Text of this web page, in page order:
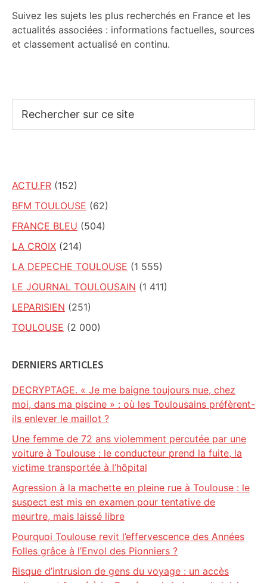
Suivez les sujets les plus recherchés en France et les
actualités associées : informations factuelles, sources
et classement actualisé en continu.
sur
ACTU.FR (152)
BFM TOULOUSE (62)
FRANCE BLEU (504)
LA CROIX (214)
LA DEPECHE TOULOUSE (1 555)
LE JOURNAL TOULOUSAIN (1 411)
LEPARISIEN (251)
TOULOUSE (2 000)
DERNIERS ARTICLES
DECRYPTAGE. « Je me baigne toujours nue, chez
moi, dans ma piscine » : où les Toulousains préfèrent-
ils enlever le maillot ?
Une femme de 72 ans violemment percutée par une
voiture à Toulouse : le conducteur prend la fuite, la
victime transportée à l’hôpital
Agression à la machette en pleine rue à Toulouse : le
suspect est mis en examen pour tentative de
meurtre, mais laissé libre
Pourquoi Toulouse revit l’effervescence des Années
Folles grâce à l’Envol des Pionniers ?
Risque d’intrusion de gens du voyage : un accès